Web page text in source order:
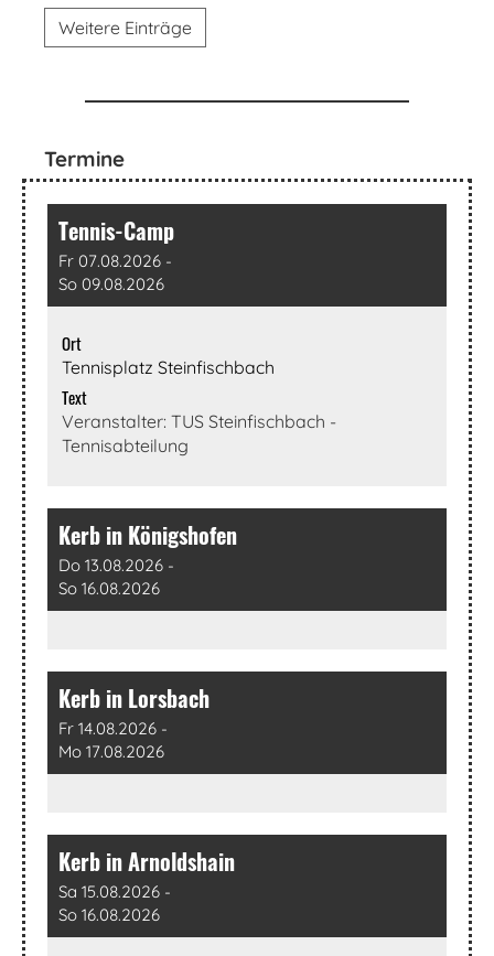
Weitere Einträge
Termine
Tennis-Camp
Fr 07.08.2026 -
So 09.08.2026
Ort
Tennisplatz Steinfischbach
Text
Veranstalter: TUS Steinfischbach -
Tennisabteilung
Kerb in Königshofen
Do 13.08.2026 -
So 16.08.2026
Kerb in Lorsbach
Fr 14.08.2026 -
Mo 17.08.2026
Kerb in Arnoldshain
Sa 15.08.2026 -
So 16.08.2026